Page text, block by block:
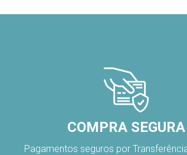
COMPRA SEGURA
Pagamentos seguros por